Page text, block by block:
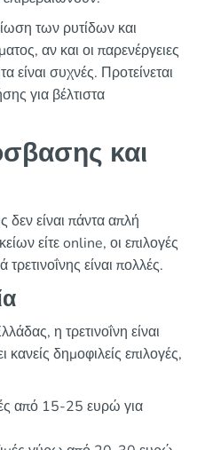
των ρυτίδων και
αν και οι παρενέργειες
είναι συχνές. Προτείνεται
για βέλτιστα
και
δεν είναι πάντα απλή
είτε online, οι επιλογές
είναι πολλές.
η τρετινοΐνη είναι
κανείς δημοφιλείς επιλογές,
από 15-25 ευρώ για